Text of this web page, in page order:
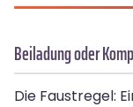
Beiladung oder
Die Faustregel: